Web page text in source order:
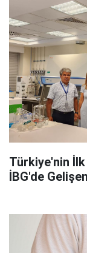
Türkiye'nin
İBG'de